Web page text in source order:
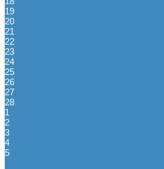
19
20
21
22
23
24
25
26
27
28
1
2
3
4
5